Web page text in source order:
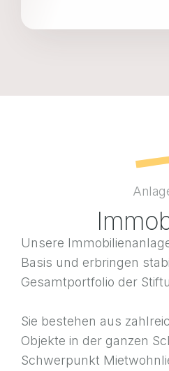
Unsere
Basis und erbringen
Gesamtportfolio der
Sie bestehen aus
Objekte in der ganzen
Schwerpunkt